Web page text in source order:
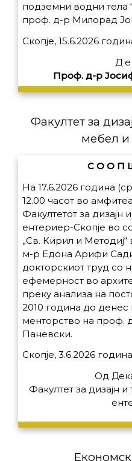
подземни водни тела
проф. д-р Милорад
Скопје, 15.6.2026
Д е
Проф. д-р
Факултет за
мебел и
С О О П
На 17.6.2026 година
12.00 часот во
Факултетот за дизајн
ентериер-Скопје во
„Св. Кирил и Методиј“
м-р Едона Арифи
докторскиот труд со
ефемерност во
преку анализа на
2010 година до
менторство на проф.
Паневски.
Скопје, 3.6.2026
Од
Факултет за дизајн